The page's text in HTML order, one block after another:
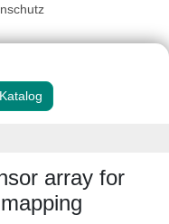
array for